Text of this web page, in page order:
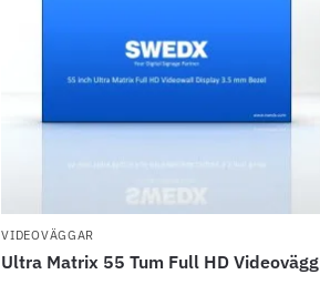
VIDEOVÄGGAR
Ultra Matrix 55 Tum Full HD Videovägg